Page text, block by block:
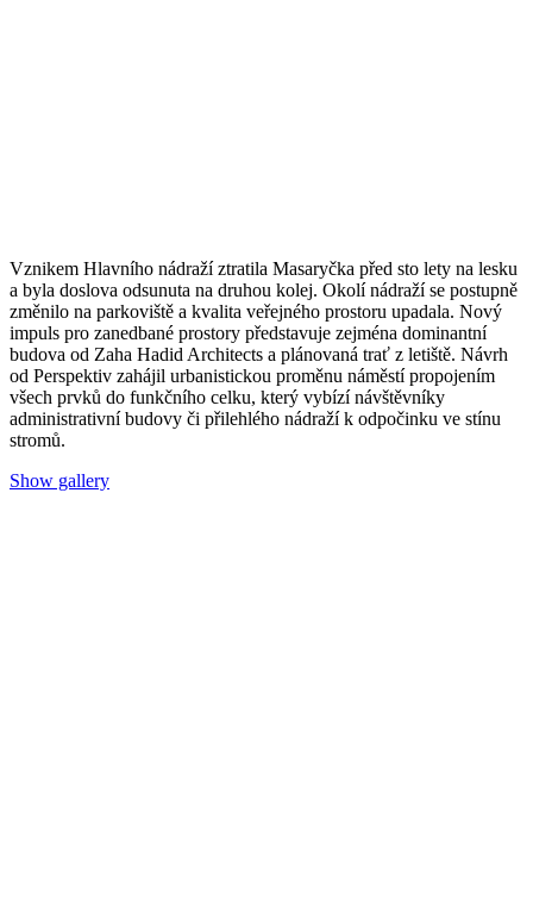
Vznikem Hlavního nádraží ztratila Masaryčka před sto lety na lesku
a byla doslova odsunuta na druhou kolej. Okolí nádraží se postupně
změnilo na parkoviště a kvalita veřejného prostoru upadala. Nový
impuls pro zanedbané prostory představuje zejména dominantní
budova od Zaha Hadid Architects a plánovaná trať z letiště. Návrh
od Perspektiv zahájil urbanistickou proměnu náměstí propojením
všech prvků do funkčního celku, který vybízí návštěvníky
administrativní budovy či přilehlého nádraží k odpočinku ve stínu
stromů.
Show gallery